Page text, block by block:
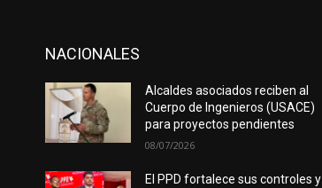
NACIONALES
Alcaldes asociados reciben al
Cuerpo de Ingenieros (USACE)
para proyectos pendientes
08/07/2026
El PPD fortalece sus controles y